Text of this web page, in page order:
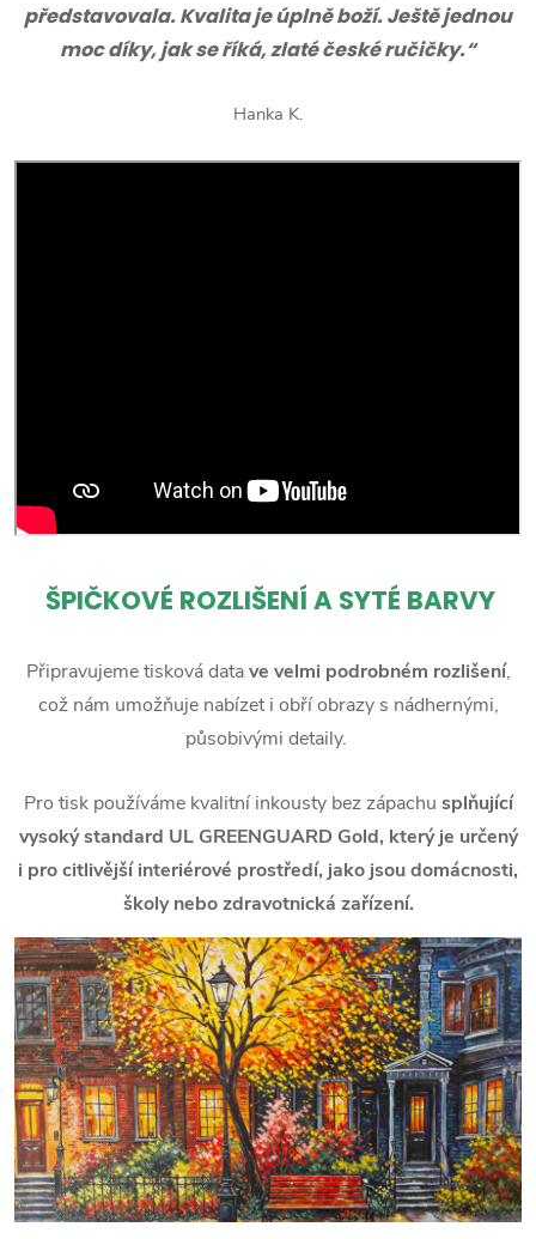
představovala. Kvalita je úplně boží. Ještě jednou
moc díky, jak se říká, zlaté české ručičky.“
Hanka K.
ŠPIČKOVÉ ROZLIŠENÍ A SYTÉ BARVY
Připravujeme tisková datave velmi podrobném rozlišení,
což nám umožňuje nabízet i obří obrazy s nádhernými,
působivými detaily.
Pro tisk používáme kvalitní inkousty bez zápachu splňující
vysoký standard UL GREENGUARD Gold, který je určený
i pro citlivější interiérové prostředí, jako jsou domácnosti,
školy nebo zdravotnická zařízení.